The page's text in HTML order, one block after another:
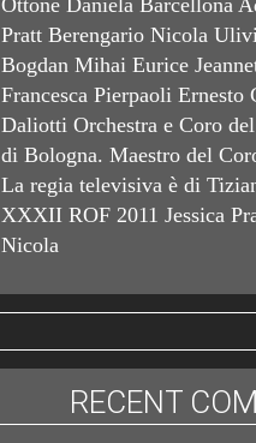
Pratt Berengario Nicola
Bogdan Mihai Eurice
Francesca Pierpaoli Ernesto
Daliotti Orchestra e Coro
di Bologna. Maestro del
La regia televisiva è di
XXXII ROF 2011 Jessica
Nicola
RECENT